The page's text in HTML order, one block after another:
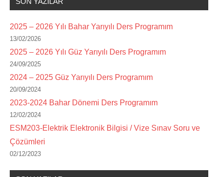
2025 – 2026 Yılı Bahar Yarıyılı Ders Programım
13/02/2026
2025 – 2026 Yılı Güz Yarıyılı Ders Programım
24/09/2025
2024 – 2025 Güz Yarıyılı Ders Programım
20/09/2024
2023-2024 Bahar Dönemi Ders Programım
12/02/2024
ESM203-Elektrik Elektronik Bilgisi / Vize Sınav Soru ve
Çözümleri
02/12/2023